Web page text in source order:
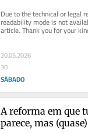
Due to the technical or legal
readability mode is not
article. Thank you for your
understanding.
20.05.2026
30
SÁBADO
A reforma em que
parece, mas